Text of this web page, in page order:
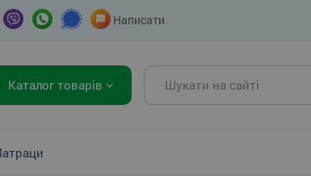
Написати
Каталог товарів